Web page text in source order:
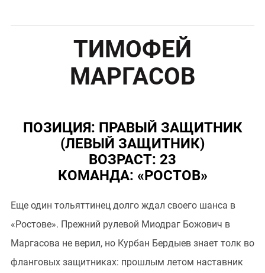
ТИМОФЕЙ
МАРГАСОВ
ПОЗИЦИЯ: ПРАВЫЙ ЗАЩИТНИК
(ЛЕВЫЙ ЗАЩИТНИК)
ВОЗРАСТ: 23
КОМАНДА: «РОСТОВ»
Еще один тольяттинец долго ждал своего шанса в
«Ростове». Прежний рулевой Миодраг Божович в
Маргасова не верил, но Курбан Бердыев знает толк во
фланговых защитниках: прошлым летом наставник